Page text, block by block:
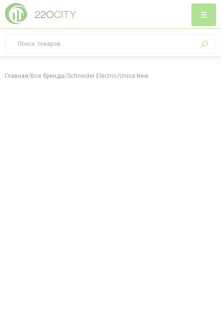
Главная/Все бренды/Schneider Electric/Unica New